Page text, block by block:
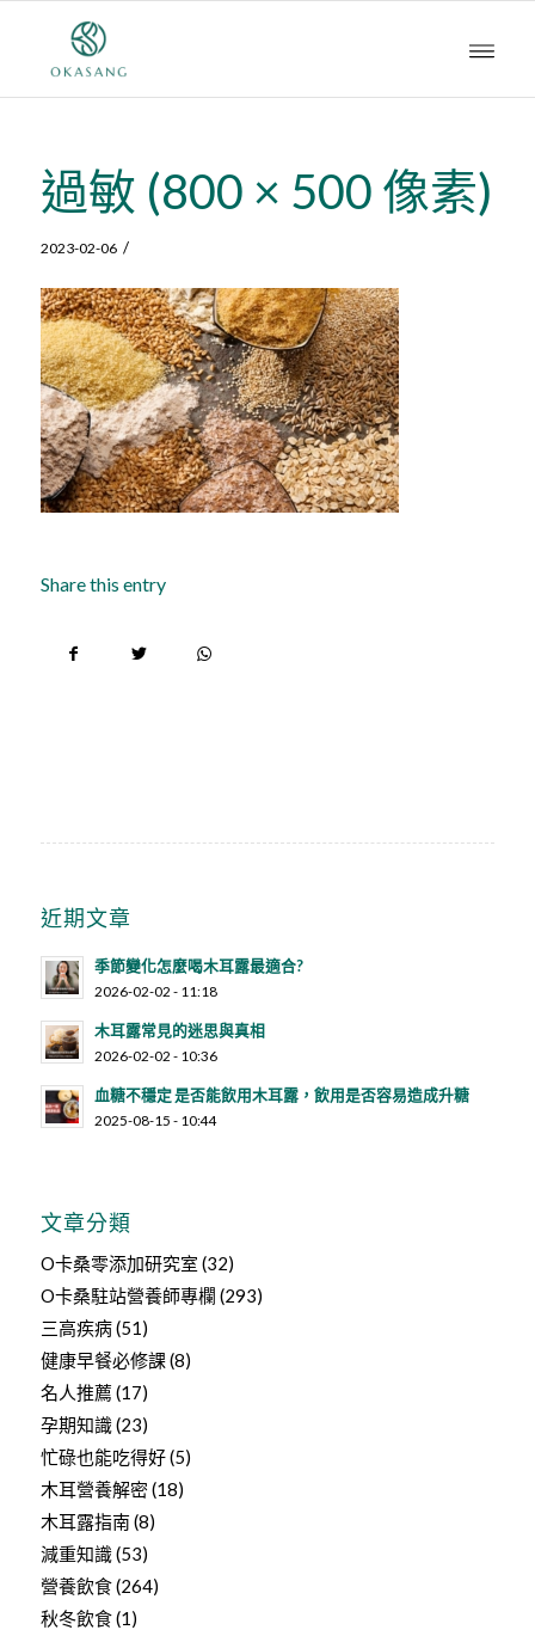
過敏 (800 × 500 像素)
2023-02-06 /
Share this entry
近期文章
季節變化怎麼喝木耳露最適合?
2026-02-02 - 11:18
木耳露常見的迷思與真相
2026-02-02 - 10:36
血糖不穩定 是否能飲用木耳露，飲用是否容易造成升糖
2025-08-15 - 10:44
文章分類
O卡桑零添加研究室 (32)
O卡桑駐站營養師專欄 (293)
三高疾病(51)
健康早餐必修課(8)
名人推薦 (17)
孕期知識(23)
忙碌也能吃得好(5)
木耳營養解密(18)
木耳露指南(8)
減重知識(53)
營養飲食(264)
秋冬飲食(1)